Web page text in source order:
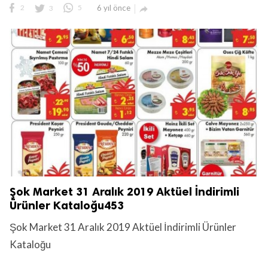
2 3 5 6 yıl önce 
Şok Market 31 Aralık 2019 Aktüel İndirimli
Ürünler Kataloğu453
Şok Market 31 Aralık 2019 Aktüel İndirimli Ürünler
Kataloğu